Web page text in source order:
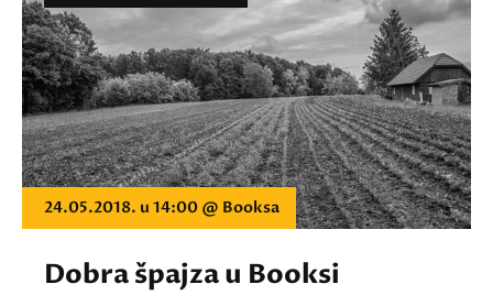
24.05.2018. u 14:00 @ Booksa
Dobra špajza u Booksi